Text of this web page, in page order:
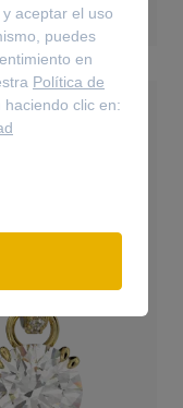
aceptar el uso
puedes
en
Política de
clic en: